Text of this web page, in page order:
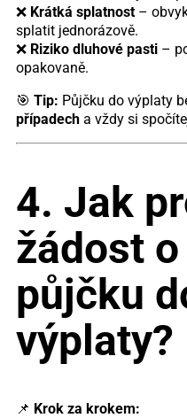
❌ Krátká splatnost–
splatit jednorázově.
❌ Riziko dluhové pasti–
opakovaně.
🎯 Tip: Půjčku do výplaty
případecha vždy si
4. Jak
žádost
půjčku
výplaty?
📌 Krok za krokem: